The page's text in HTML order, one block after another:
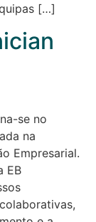
[…]
se no
na
Empresarial.
EB